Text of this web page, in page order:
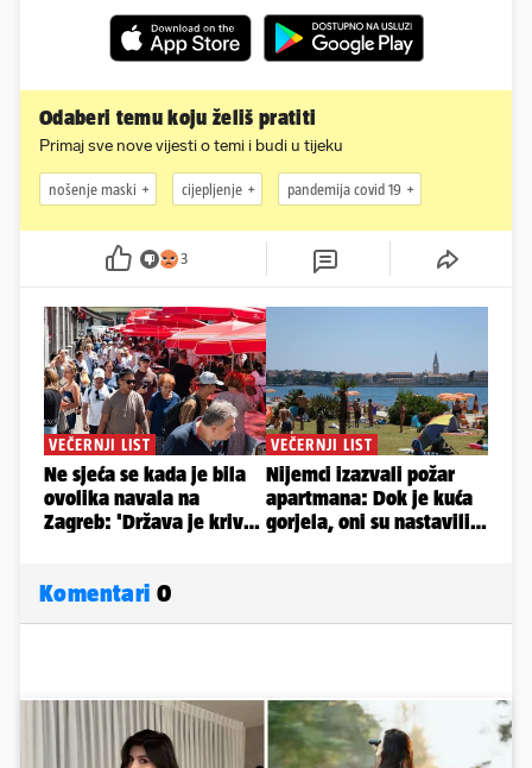
Odaberi temu koju želiš pratiti
Primaj sve nove vijesti o temi i budi u tijeku
nošenje maski cijepljenje pandemija covid 19
3
Komentari 0